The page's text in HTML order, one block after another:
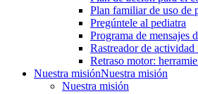
Plan familiar de uso de
Pregúntele al pediatra
Programa de mensajes
Rastre​​ador de activida​d
Retraso motor:
Nuestra misiónNuestra misión
Nuestra misión